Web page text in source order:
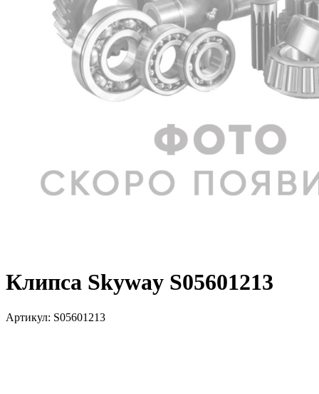
Клипса Skyway S05601213
Артикул: S05601213